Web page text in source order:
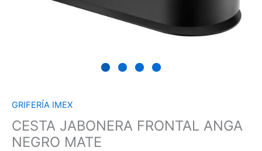
GRIFERÍA IMEX
CESTA JABONERA FRONTAL ANGA
NEGRO MATE